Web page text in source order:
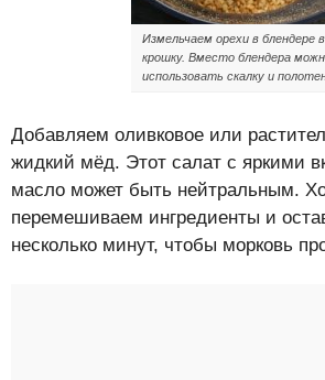
Измельчаем орехи в блендере в
крошку. Вместо блендера
использовать скалку и
Добавляем оливковое или
жидкий мёд. Этот салат с яркими
масло может быть нейтральным.
перемешиваем ингредиенты и
несколько минут, чтобы морковь